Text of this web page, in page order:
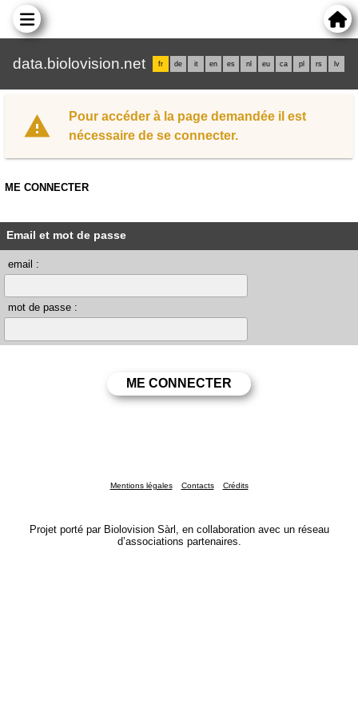
data.biolovision.net fr de it en es nl eu ca pl rs lv
Pour accéder à la page demandée il est
nécessaire de se connecter.
ME CONNECTER
Email et mot de passe
email :
mot de passe :
Mentions légales Contacts Crédits
Projet porté par Biolovision Sàrl, en collaboration avec un réseau
d’associations partenaires.